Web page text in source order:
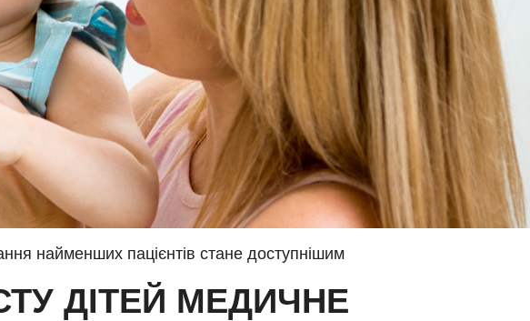
найменших пацієнтів стане доступнішим
ДІТЕЙ МЕДИЧНЕ